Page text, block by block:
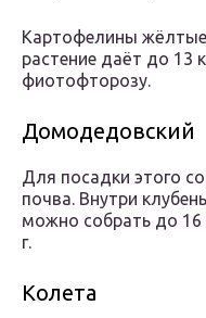
Картофелины
растение даёт до 13
фиотофторозу.
Домодедовский
Для посадки этого
почва. Внутри
можно собрать до
г.
Колета